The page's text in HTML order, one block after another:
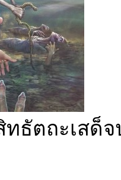
ธัตถะเสด็